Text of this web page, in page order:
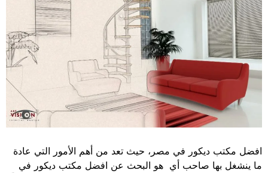
افضل مكتب ديكور في مصر، حيث تعد من أهم الأمور التي عادة
ما ينشغل بها صاحب أي هو البحث عن افضل مكتب ديكور في